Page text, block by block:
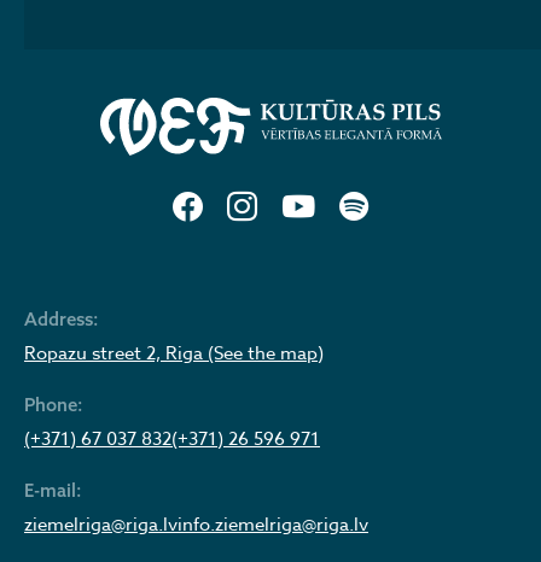
Address:
Ropazu street 2, Riga (See the map)
Phone:
(+371) 67 037 832(+371) 26 596 971
E-mail:
ziemelriga@riga.lvinfo.ziemelriga@riga.lv